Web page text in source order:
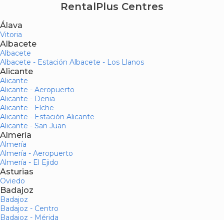
RentalPlus Centres
Álava
Vitoria
Albacete
Albacete
Albacete - Estación Albacete - Los Llanos
Alicante
Alicante
Alicante - Aeropuerto
Alicante - Denia
Alicante - Elche
Alicante - Estación Alicante
Alicante - San Juan
Almería
Almería
Almería - Aeropuerto
Almería - El Ejido
Asturias
Oviedo
Badajoz
Badajoz
Badajoz - Centro
Badajoz - Mérida